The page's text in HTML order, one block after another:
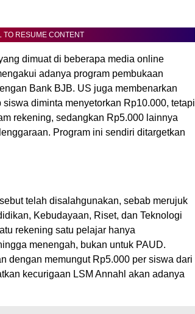
TO RESUME CONTENT
dimuat di beberapa media online
adanya program pembukaan
Bank BJB. US juga membenarkan
diminta menyetorkan Rp10.000, tetapi
rekening, sedangkan Rp5.000 lainnya
Program ini sendiri ditargetkan
telah disalahgunakan, sebab merujuk
Kebudayaan, Riset, dan Teknologi
rekening satu pelajar hanya
menengah, bukan untuk PAUD.
dengan memungut Rp5.000 per siswa dari
kecurigaan LSM Annahl akan adanya